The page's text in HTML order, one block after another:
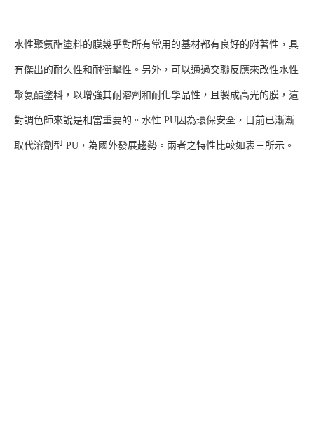
水性聚氨酯塗料的膜幾乎對所有常用的基材都有良好的附著性，具
有傑出的耐久性和耐衝擊性。另外，可以通過交聯反應來改性水性
聚氨酯塗料，以增強其耐溶劑和耐化學品性，且製成高光的膜，這
對調色師來說是相當重要的。水性 PU因為環保安全，目前已漸漸
取代溶劑型 PU，為國外發展趨勢。兩者之特性比較如表三所示。